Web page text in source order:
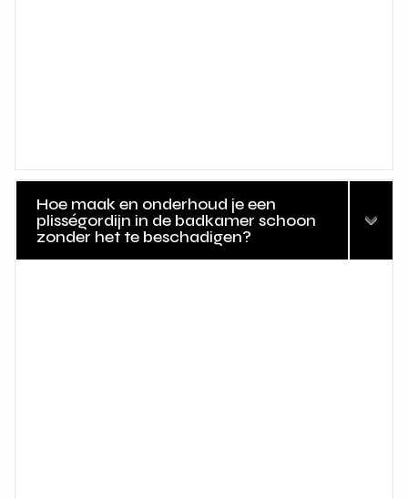
Hoe maak en onderhoud je een
plisségordijn in de badkamer schoon
zonder het te beschadigen?